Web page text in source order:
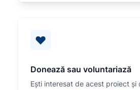
Donează sau voluntariază
Eşti interesat de acest proiect și